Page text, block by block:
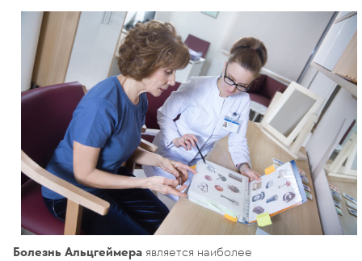
Болезнь Альцгеймера является наиболее